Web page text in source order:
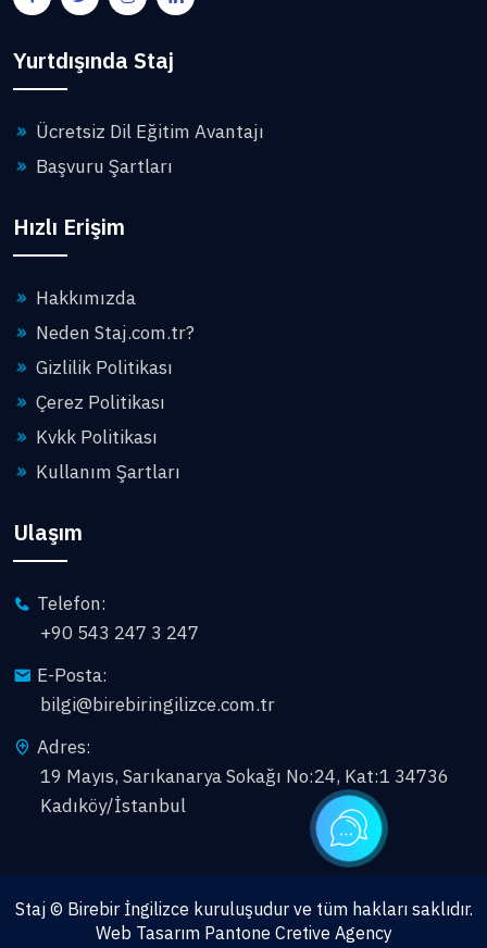
Yurtdışında Staj
Ücretsiz Dil Eğitim Avantajı
Başvuru Şartları
Hızlı Erişim
Hakkımızda
Neden Staj.com.tr?
Gizlilik Politikası
Çerez Politikası
Kvkk Politikası
Kullanım Şartları
Ulaşım
Telefon:
+90 543 247 3 247
E-Posta:
bilgi@birebiringilizce.com.tr
Adres:
19 Mayıs, Sarıkanarya Sokağı No:24, Kat:1 34736
Kadıköy/İstanbul
Staj © Birebir İngilizce kuruluşudur ve tüm hakları saklıdır.
Web Tasarım Pantone Cretive Agency